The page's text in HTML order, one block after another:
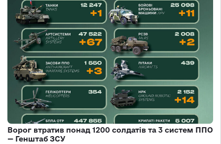
Ворог втратив понад 1200 солдатів та 3 систем ППО
— Генштаб ЗСУ